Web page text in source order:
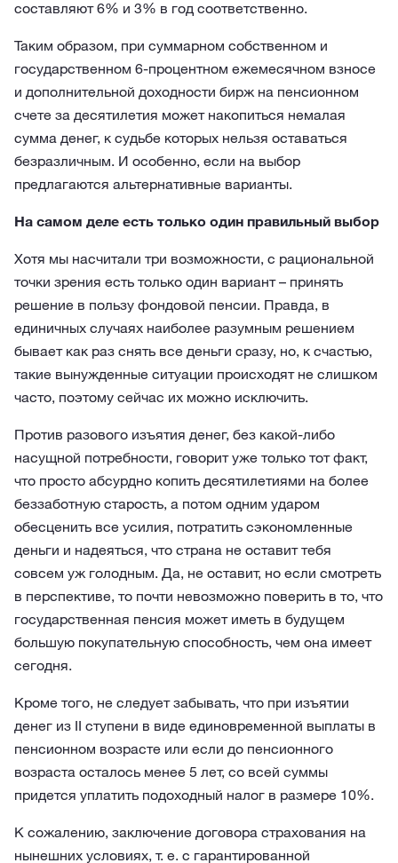
составляют 6% и 3% в год соответственно.
Таким образом, при суммарном собственном и
государственном 6-процентном ежемесячном взносе
и дополнительной доходности бирж на пенсионном
счете за десятилетия может накопиться немалая
сумма денег, к судьбе которых нельзя оставаться
безразличным. И особенно, если на выбор
предлагаются альтернативные варианты.
На самом деле есть только один правильный выбор
Хотя мы насчитали три возможности, с рациональной
точки зрения есть только один вариант – принять
решение в пользу фондовой пенсии. Правда, в
единичных случаях наиболее разумным решением
бывает как раз снять все деньги сразу, но, к счастью,
такие вынужденные ситуации происходят не слишком
часто, поэтому сейчас их можно исключить.
Против разового изъятия денег, без какой-либо
насущной потребности, говорит уже только тот факт,
что просто абсурдно копить десятилетиями на более
беззаботную старость, а потом одним ударом
обесценить все усилия, потратить сэкономленные
деньги и надеяться, что страна не оставит тебя
совсем уж голодным. Да, не оставит, но если смотреть
в перспективе, то почти невозможно поверить в то, что
государственная пенсия может иметь в будущем
большую покупательную способность, чем она имеет
сегодня.
Кроме того, не следует забывать, что при изъятии
денег из II ступени в виде единовременной выплаты в
пенсионном возрасте или если до пенсионного
возраста осталось менее 5 лет, со всей суммы
придется уплатить подоходный налог в размере 10%.
К сожалению, заключение договора страхования на
нынешних условиях, т. е. с гарантированной